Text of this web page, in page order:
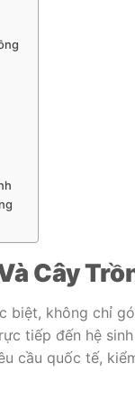
Cây
biệt, không chỉ
tiếp đến hệ
cầu quốc tế,